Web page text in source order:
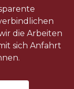
die Arbeiten
sich Anfahrt